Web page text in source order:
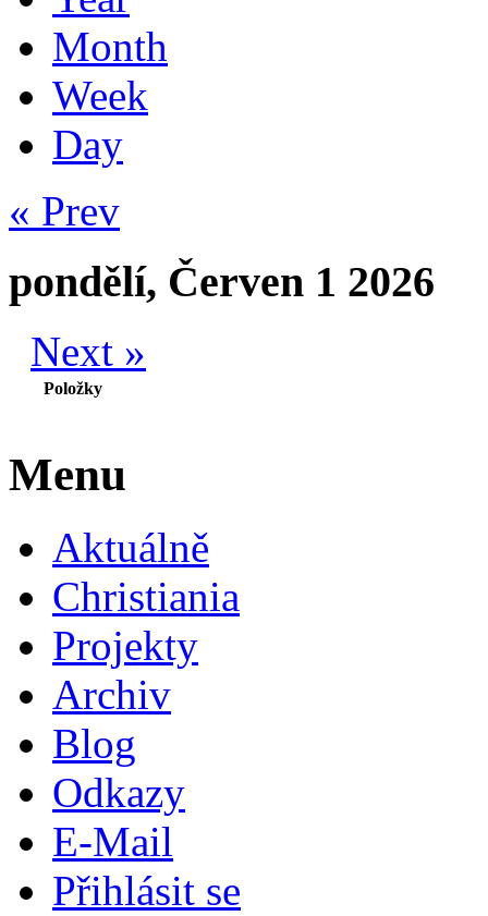
Month
Week
Day
« Prev
pondělí, Červen 1 2026
Next »
Položky
Menu
Aktuálně
Christiania
Projekty
Archiv
Blog
Odkazy
E-Mail
Přihlásit se